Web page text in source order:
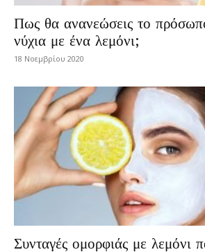
Πως θα ανανεώσεις το
νύχια με ένα λεμόνι;
18 Νοεμβρίου 2020
Συνταγές ομορφιάς με λεμόνι